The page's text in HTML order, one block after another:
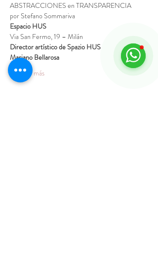
ABSTRACCIONES en TRANSPARENCIA
por Stefano Sommariva
Espacio HUS
Via San Fermo, 19 – Milán
Director artístico de Spazio HUS
Mariano Bellarosa
Mostrar más